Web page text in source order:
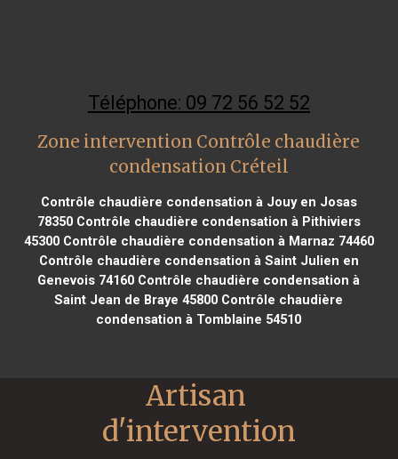
Téléphone: 09 72 56 52 52
Zone intervention Contrôle chaudière
condensation Créteil
Contrôle chaudière condensation à Jouy en Josas
78350Contrôle chaudière condensation à Pithiviers
45300Contrôle chaudière condensation à Marnaz 74460
Contrôle chaudière condensation à Saint Julien en
Genevois 74160 Contrôle chaudière condensation à
Saint Jean de Braye 45800 Contrôle chaudière
condensation à Tomblaine 54510
Artisan
d'intervention